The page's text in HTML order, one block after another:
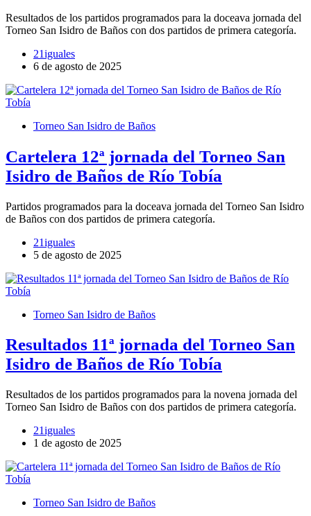
Resultados de los partidos programados para la doceava jornada del
Torneo San Isidro de Baños con dos partidos de primera categoría.
21iguales
6 de agosto de 2025
Torneo San Isidro de Baños
Cartelera 12ª jornada del Torneo San
Isidro de Baños de Río Tobía
Partidos programados para la doceava jornada del Torneo San Isidro
de Baños con dos partidos de primera categoría.
21iguales
5 de agosto de 2025
Torneo San Isidro de Baños
Resultados 11ª jornada del Torneo San
Isidro de Baños de Río Tobía
Resultados de los partidos programados para la novena jornada del
Torneo San Isidro de Baños con dos partidos de primera categoría.
21iguales
1 de agosto de 2025
Torneo San Isidro de Baños